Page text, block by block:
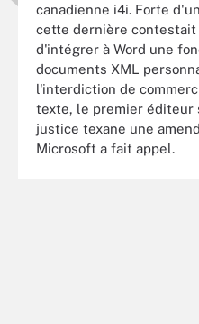
canadienne i4i. Forte
cette dernière
d'intégrer à Word une
documents XML
l'interdiction de
texte, le premier éditeur
justice texane une
Microsoft a fait appel.